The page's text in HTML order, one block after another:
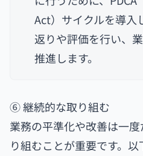
Act）サイクルを導入
返りや評価を行い、
推進します。
⑥ 継続的な取り組む
業務の平準化や改善は一
り組むことが重要です。